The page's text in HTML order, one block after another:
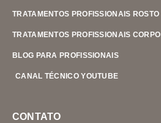
TRATAMENTOS PROFISSIONAIS ROSTO
TRATAMENTOS PROFISSIONAIS CORPO
BLOG PARA PROFISSIONAIS
CANAL TÉCNICO YOUTUBE
CONTATO